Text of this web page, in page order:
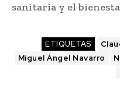
sanitaria y el
ETIQUETAS
Miguel Ángel Navarro